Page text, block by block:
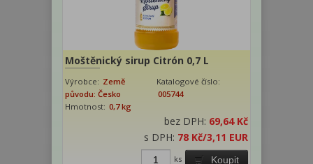
Moštěnický sirup Citrón 0,7 L
Výrobce: Země
původu: Česko
Katalogové číslo:
005744
Hmotnost: 0,7 kg
bez DPH: 69,64 Kč
s DPH: 78 Kč/3,11 EUR
Koupit
ks